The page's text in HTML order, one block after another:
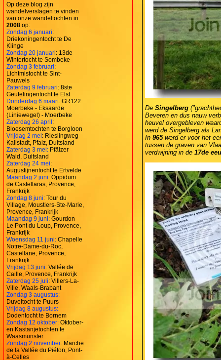
Op deze blog zijn
wandelverslagen te vinden
van onze wandeltochten in
2008 op:
Zondag 6 januari:
Driekoningentocht te De
Klinge
Zondag 20 januari: 13de
Wintertocht te Sombeke
Zondag 3 februari:
Lichtmistocht te Sint-
Pauwels
Zaterdag 9 februari: 8ste
Geutelingentocht te Elst
Donderdag 6 maart: GR122
Moerbeke - Eksaarde
(Liniewegel) - Moerbeke
Zaterdag 26 april:
Bloesemtochten te Borgloon
Vrijdag 2 mei: Rieslingweg
Kallstadt, Pfalz, Duitsland
Zaterdag 3 mei: Pfälzer
Wald, Duitsland
Zaterdag 24 mei:
Augustijnentocht te Ertvelde
Maandag 2 juni: Oppidum
de Castellaras, Provence,
Frankrijk
Zondag 8 juni: Tour du
Village, Moustiers-Ste-Marie,
Provence, Frankrijk
Maandag 9 juni: Gourdon -
Le Pont du Loup, Provence,
Frankrijk
Woensdag 11 juni: Chapelle
Notre-Dame-du-Roc,
Castellane, Provence,
Frankrijk
Vrijdag 13 juni: Vallée de
Caille, Provence, Frankrijk
Zaterdag 25 juli: Villers-La-
Ville, Waals-Brabant
Zondag 3 augustus:
Duveltocht te Puurs
Vrijdag 8 augustus:
Dodentocht te Bornem
Zondag 12 oktober: Oktober-
en Kastanjetochten te
Waasmunster
Zondag 2 november: Marche
de la Vallée du Piéton, Pont-
à-Celles
De Singelberg
Beveren en dus nauw
heuvel overgebleven
werd de Singelberg als
In 965 werd er voor het
tussen de graven van
verdwijning in de 17de